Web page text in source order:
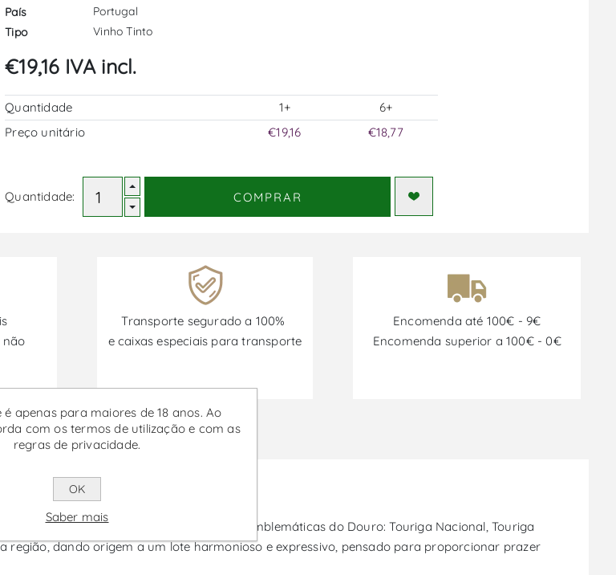
País
Portugal
Tipo
Vinho Tinto
€19,16 IVA incl.
Quantidade 1+
6+
Preço unitário
€19,16 €18,77
Quantidade: COMPRAR
não
Transporte segurado a 100%
e caixas especiais para transporte
Encomenda até 100€ - 9€
Encomenda superior a 100€ - 0€
de 30/06/2026 a 30/09/2026
e Douro, elaborado a partir de castas emblemáticas do Douro: Touriga Nacional, Touriga
dando origem a um lote harmonioso e expressivo, pensado para proporcionar prazer
é apenas para maiores de 18 anos. Ao
com os termos de utilização e com as
regras de privacidade.
OK
Saber mais